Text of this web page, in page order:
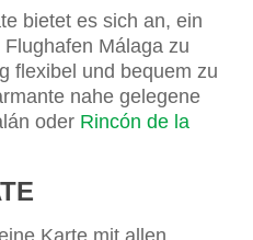
bietet es sich an, ein
Málaga zu
flexibel und bequem zu
nahe gelegene
oder Rincón de la
Karte mit allen